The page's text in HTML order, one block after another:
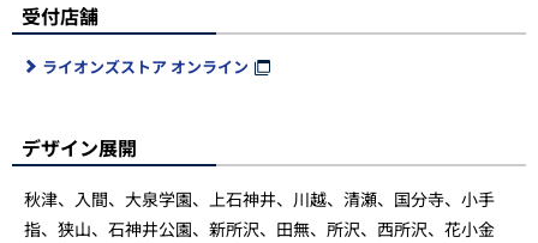
受付店舗
ライオンズストア オンライン
デザイン展開
秋津、入間、大泉学園、上石神井、川越、清瀬、国分寺、小手
指、狭山、石神井公園、新所沢、田無、所沢、西所沢、花小金